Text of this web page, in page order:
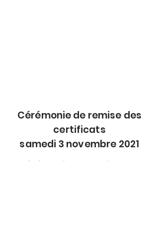
Cérémonie de remise des
Cérémonie de remise des
certificats
samedi 3 novembre 2021